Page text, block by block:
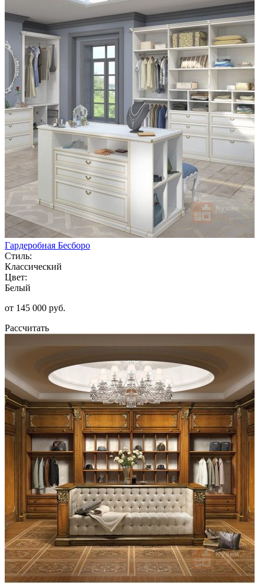
Гардеробная Бесборо
Стиль:
Классический
Цвет:
Белый
от 145 000 руб.
Рассчитать